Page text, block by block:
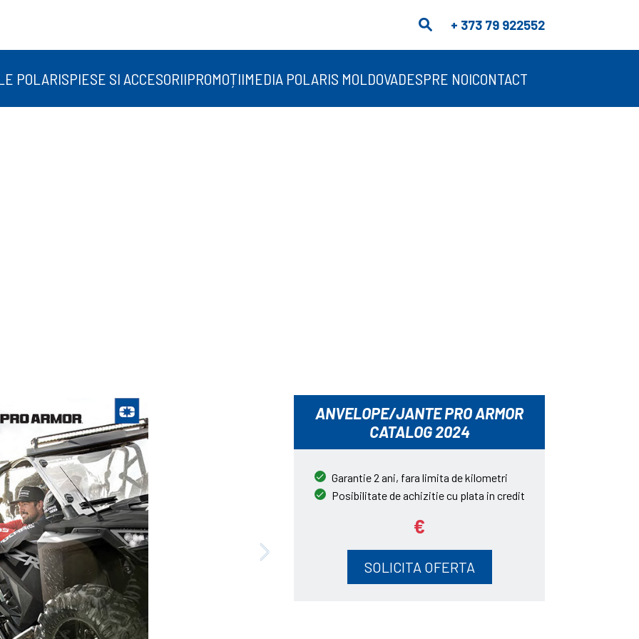
+ 373 79 922552
POLARISPIESE SI ACCESORIIPROMOȚIIMEDIA POLARIS MOLDOVADESPRE NOICONTACT
ANVELOPE/JANTE PRO ARMOR
CATALOG 2024
Garantie 2 ani, fara limita de kilometri
Posibilitate de achizitie cu plata in credit
€
SOLICITA OFERTA